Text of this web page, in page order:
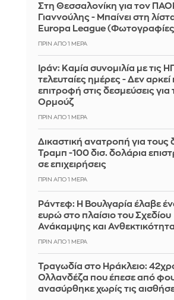
Στη Θεσσαλονίκη για τον
Γιαννούλης - Μπαίνει στη
Europa League
ΠΡΙΝ ΑΠΌ 1 ΜΈΡΑ
Ιράν: Καμία συνομιλία με τις
τελευταίες ημέρες - Δεν αρκεί
επιτροφή στις δεσμεύσεις για
Ορμούζ
ΠΡΙΝ ΑΠΌ 1 ΜΈΡΑ
Δικαστική ανατροπή για τους
Τραμπ -100 δισ. δολάρια
σε επιχειρήσεις
ΠΡΙΝ ΑΠΌ 1 ΜΈΡΑ
Ράντεφ: Η Βουλγαρία έλαβε
ευρώ στο πλαίσιο του Σχεδίου
Ανάκαμψης και
ΠΡΙΝ ΑΠΌ 1 ΜΈΡΑ
Τραγωδία στο Ηράκλειο:
Ολλανδέζα που έπεσε από
ανασύρθηκε χωρίς τις